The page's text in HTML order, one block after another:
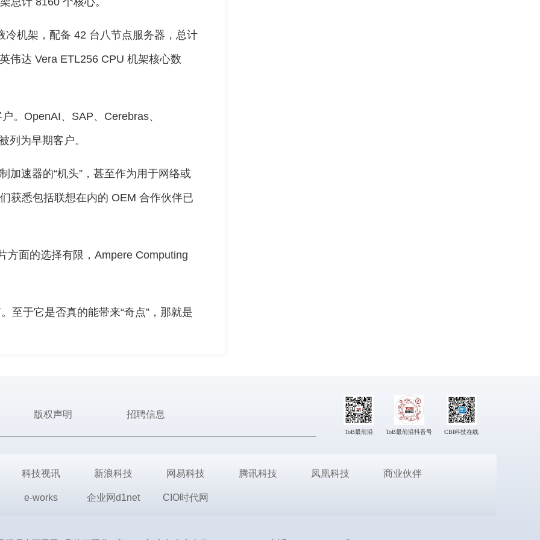
机架，配备 42 台八节点服务器，总计
伟达 Vera ETL256 CPU 机架核心数
。OpenAI、SAP、Cerebras、
列为早期客户。
加速器的“机头”，甚至作为用于网络或
获悉包括联想在内的 OEM 合作伙伴已
方面的选择有限，Ampere Computing
至于它是否真的能带来“奇点”，那就是
版权声明 招聘信息
ToB最前沿 ToB最前沿抖音号 CBI科技在线
科技视讯 新浪科技 网易科技 腾讯科技 凤凰科技 商业伙伴
e-works 企业网d1net CIO时代网